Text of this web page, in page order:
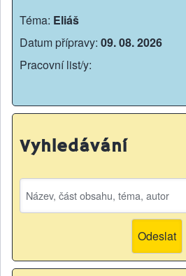
Téma: Eliáš
Datum přípravy: 09. 08. 2026
Pracovní list/y:
Vyhledávání